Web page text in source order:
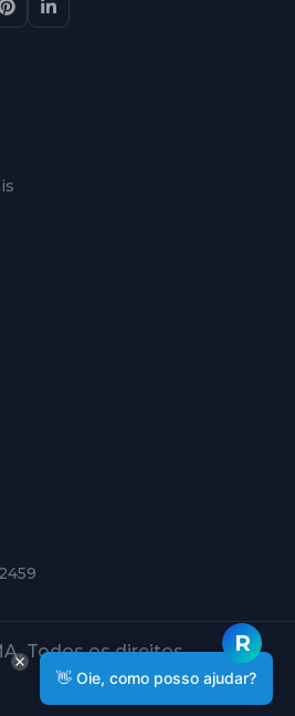
Todos os direitos
👋 Oie, como posso ajudar?